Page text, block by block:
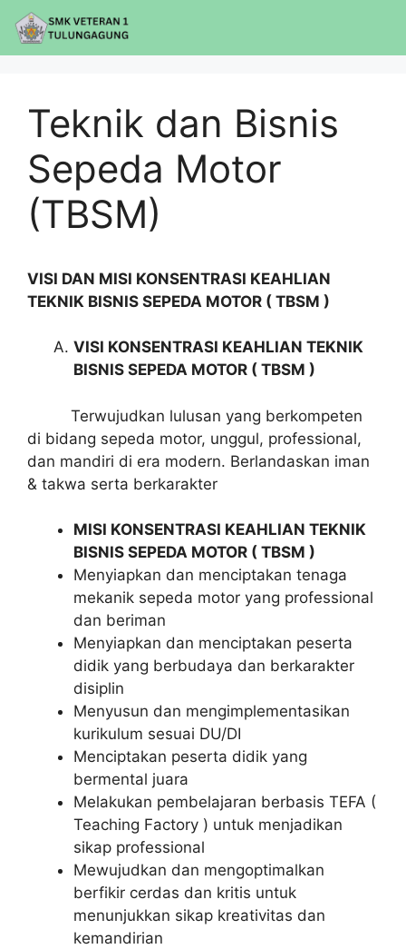
Teknik dan Bisnis
Sepeda Motor
(TBSM)
VISI DAN MISI KONSENTRASI KEAHLIAN
TEKNIK BISNIS SEPEDA MOTOR ( TBSM )
VISI KONSENTRASI KEAHLIAN TEKNIK
BISNIS SEPEDA MOTOR ( TBSM )
Terwujudkan lulusan yang berkompeten
di bidang sepeda motor, unggul, professional,
dan mandiri di era modern. Berlandaskan iman
& takwa serta berkarakter
MISI KONSENTRASI KEAHLIAN TEKNIK
BISNIS SEPEDA MOTOR ( TBSM )
Menyiapkan dan menciptakan tenaga
mekanik sepeda motor yang professional
dan beriman
Menyiapkan dan menciptakan peserta
didik yang berbudaya dan berkarakter
disiplin
Menyusun dan mengimplementasikan
kurikulum sesuai DU/DI
Menciptakan peserta didik yang
bermental juara
Melakukan pembelajaran berbasis TEFA (
Teaching Factory ) untuk menjadikan
sikap professional
Mewujudkan dan mengoptimalkan
berfikir cerdas dan kritis untuk
menunjukkan sikap kreativitas dan
kemandirian